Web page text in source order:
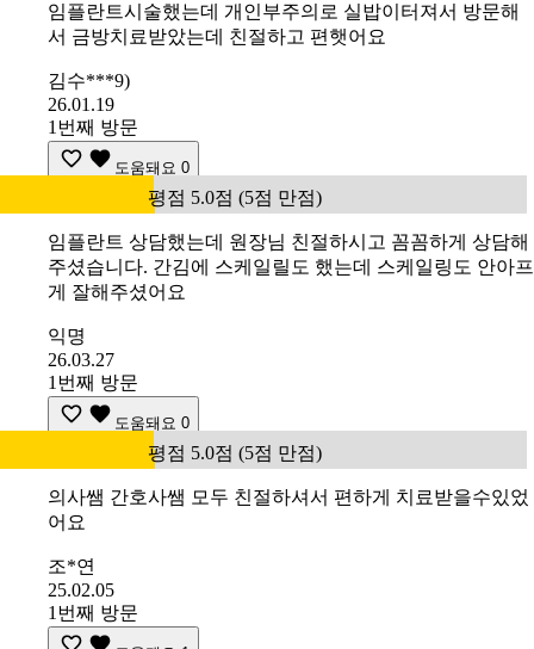
임플란트시술했는데 개인부주의로 실밥이터져서 방문해
서 금방치료받았는데 친절하고 편햇어요
김수***9)
26.01.19
1번째 방문
도움돼요 0
평점 5.0점 (5점 만점)
임플란트 상담했는데 원장님 친절하시고 꼼꼼하게 상담해
주셨습니다. 간김에 스케일릴도 했는데 스케일링도 안아프
게 잘해주셨어요
익명
26.03.27
1번째 방문
도움돼요 0
평점 5.0점 (5점 만점)
의사쌤 간호사쌤 모두 친절하셔서 편하게 치료받을수있었
어요
조*연
25.02.05
1번째 방문